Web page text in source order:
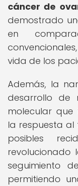
cáncer de
demostrado
en
vida de los
Además, la
desarrollo de
molecular que
la respuesta
posibles
revolucionado
seguimiento
permitiendo